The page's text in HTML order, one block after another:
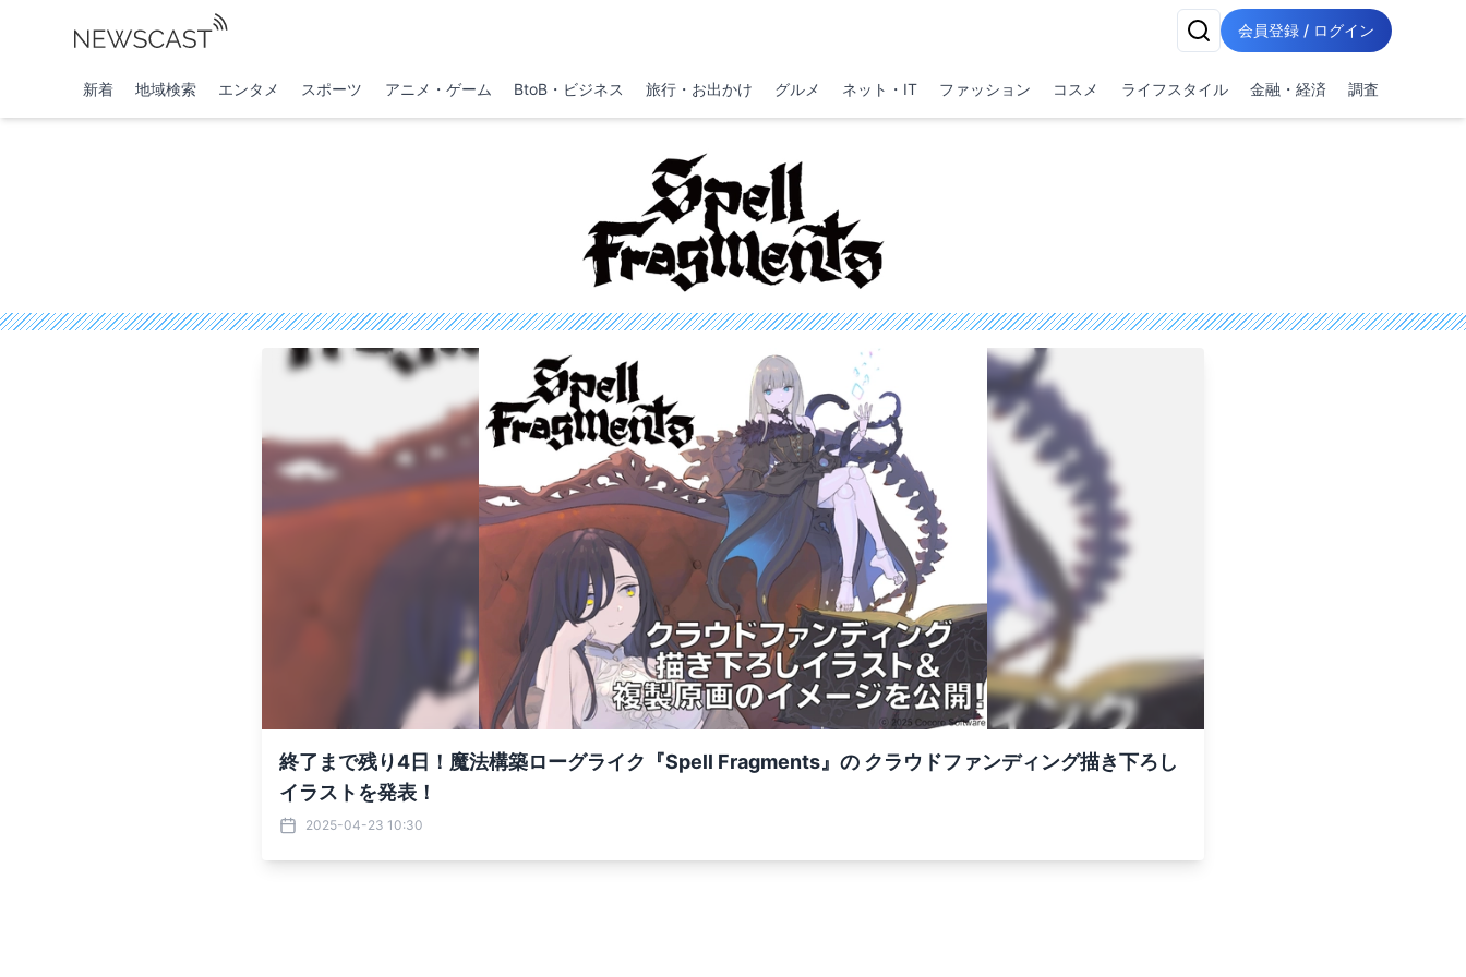
会員登録 / ログイン
新着 地域検索 エンタメ スポーツ アニメ・ゲーム BtoB・ビジネス 旅行・お出かけ グルメ ネット・IT ファッション コスメ ライフスタイル 金融・経済 調査
終了まで残り4日！魔法構築ローグライク『Spell Fragments』の クラウドファンディング描き下ろし
イラストを発表！
2025-04-23 10:30